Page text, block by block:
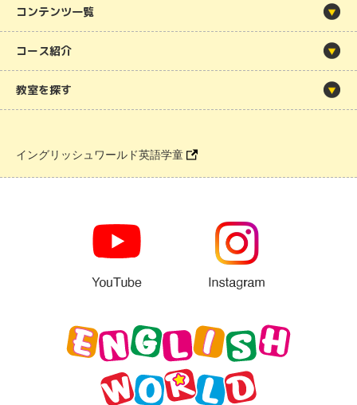
コンテンツ一覧
コース紹介
教室を探す
イングリッシュワールド英語学童